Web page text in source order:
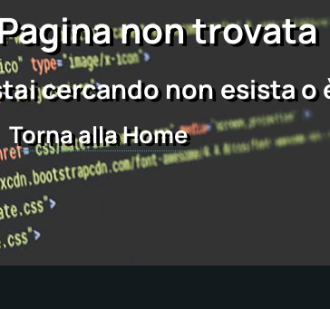
non trovata
cercando non esista
Torna alla Home